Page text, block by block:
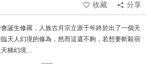
收藏
分享
誕生修羅，人族古月宗立派千年終於出了一個天
天人幻境的修為，然而這還不夠，若想要斬殺宿
梯幻境...